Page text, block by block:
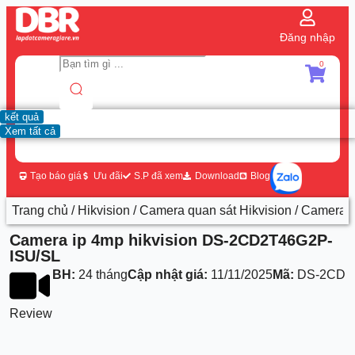
Đăng nhập
kết quả
Xem tất cả
0
Tạo báo giá Ưu đãi S.P đã xem Download Blog
Trang chủ / Hikvision /Camera quan sát Hikvision / Camera
Camera ip 4mp hikvision DS-2CD2T46G2P-
ISU/SL
Review
BH: 24 thángCập nhật giá: 11/11/2025Mã: DS-